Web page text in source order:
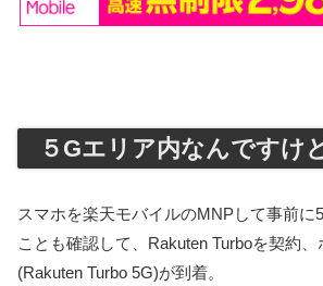
５Gエリア内なんですけ
スマホを楽天モバイルのMNPして事前に
ことも確認して、Rakuten Turboを契約
(Rakuten Turbo 5G)が到着。